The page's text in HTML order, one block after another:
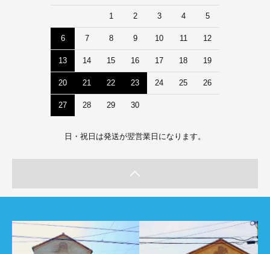
1 2 3 4 5
6 7 8 9 10 11 12
13 14 15 16 17 18 19
20 21 22 23 24 25 26
27 28 29 30
日・祝日は発送が翌営業日になります。